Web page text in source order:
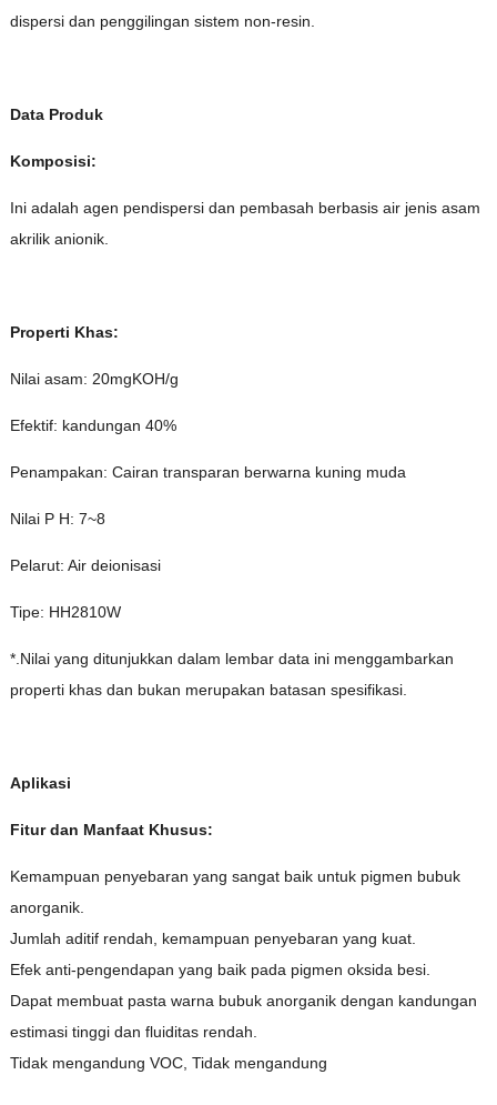
dispersi dan penggilingan sistem non-resin.
Data Produk
Komposisi:
Ini adalah agen pendispersi dan pembasah berbasis air jenis asam
akrilik anionik.
Properti Khas:
Nilai asam: 20mgKOH/g
Efektif: kandungan 40%
Penampakan: Cairan transparan berwarna kuning muda
Nilai P H: 7~8
Pelarut: Air deionisasi
Tipe: HH2810W
*.Nilai yang ditunjukkan dalam lembar data ini menggambarkan
properti khas dan bukan merupakan batasan spesifikasi.
Aplikasi
Fitur dan Manfaat Khusus:
Kemampuan penyebaran yang sangat baik untuk pigmen bubuk
anorganik.
Jumlah aditif rendah, kemampuan penyebaran yang kuat.
Efek anti-pengendapan yang baik pada pigmen oksida besi.
Dapat membuat pasta warna bubuk anorganik dengan kandungan
estimasi tinggi dan fluiditas rendah.
Tidak mengandung VOC, Tidak mengandung